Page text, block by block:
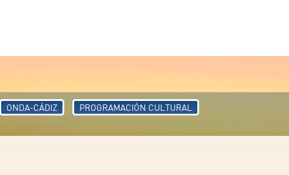
ONDA-CÁDIZ PROGRAMACIÓN CULTURAL